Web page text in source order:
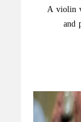
A violin
and